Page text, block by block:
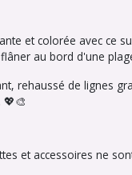
et colorée avec ce
au bord d'une
rehaussé de lignes
et accessoires ne